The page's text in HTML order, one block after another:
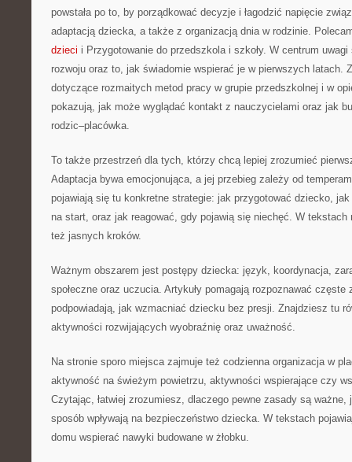
powstała po to, by porządkować decyzje i łagodzić napięcie
adaptacją dziecka, a także z organizacją dnia w rodzinie.
dzieci i Przygotowanie do przedszkola i szkoły. W centrum uwagi
rozwoju oraz to, jak świadomie wspierać je w pierwszych latach.
dotyczące rozmaitych metod pracy w grupie przedszkolnej i w
pokazują, jak może wyglądać kontakt z nauczycielami oraz jak
rodzic–placówka.
To także przestrzeń dla tych, którzy chcą lepiej zrozumieć
Adaptacja bywa emocjonująca, a jej przebieg zależy od
pojawiają się tu konkretne strategie: jak przygotować dziecko,
na start, oraz jak reagować, gdy pojawią się niechęć. W tekstach
też jasnych kroków.
Ważnym obszarem jest postępy dziecka: język, koordynacja,
społeczne oraz uczucia. Artykuły pomagają rozpoznawać częste
podpowiadają, jak wzmacniać dziecku bez presji. Znajdziesz tu
aktywności rozwijających wyobraźnię oraz uważność.
Na stronie sporo miejsca zajmuje też codzienna organizacja w
aktywność na świeżym powietrzu, aktywności wspierające czy
Czytając, łatwiej zrozumiesz, dlaczego pewne zasady są ważne,
sposób wpływają na bezpieczeństwo dziecka. W tekstach
domu wspierać nawyki budowane w żłobku.